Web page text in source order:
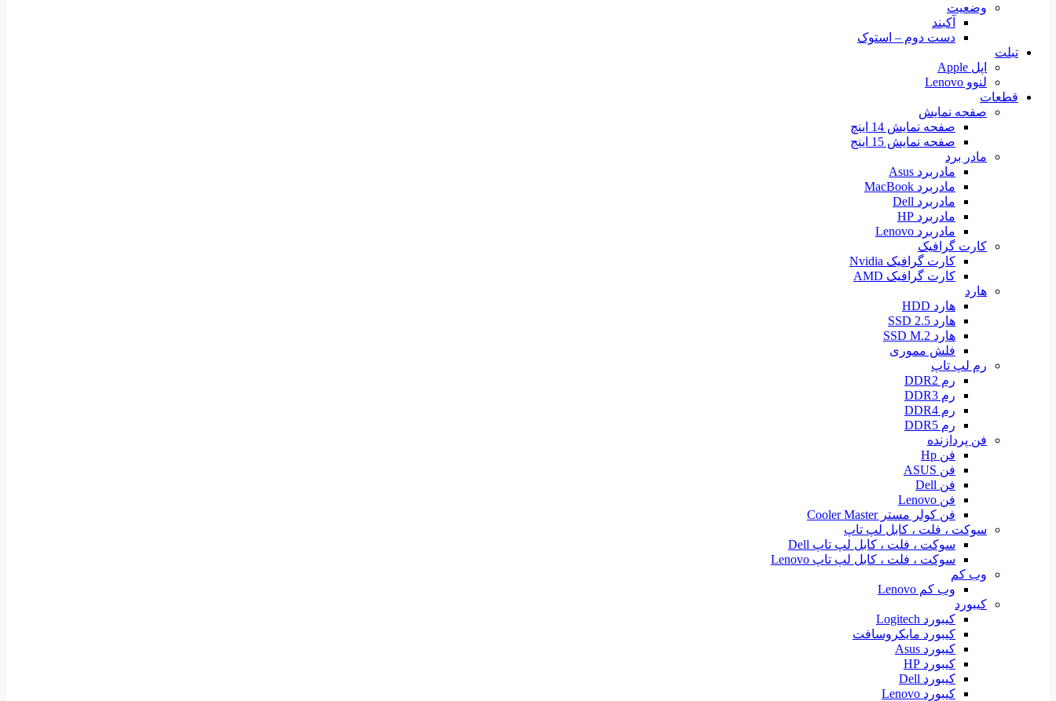
وضعیت
آکبند
دست دوم – استوک
تبلت
اپل Apple
لنوو Lenovo
قطعات
صفحه نمایش
صفحه نمایش 14 اینچ
صفحه نمایش 15 اینج
مادر برد
مادربرد Asus
مادربرد MacBook
مادربرد Dell
مادربرد HP
مادربرد Lenovo
کارت گرافیک
کارت گرافیک Nvidia
کارت گرافیک AMD
هارد
هارد HDD
هارد SSD 2.5
هارد SSD M.2
فلش مموری
رم لپ تاپ
رم DDR2
رم DDR3
رم DDR4
رم DDR5
فن پردازنده
فن Hp
فن ASUS
فن Dell
فن Lenovo
فن کولر مستر Cooler Master
سوکت ، فلت ، کابل لپ تاپ
سوکت ، فلت ، کابل لپ تاپ Dell
سوکت ، فلت ، کابل لپ تاپ Lenovo
وب کم
وب کم Lenovo
کیبورد
کیبورد Logitech
کیبورد مایکروسافت
کیبورد Asus
کیبورد HP
کیبورد Dell
کیبورد Lenovo